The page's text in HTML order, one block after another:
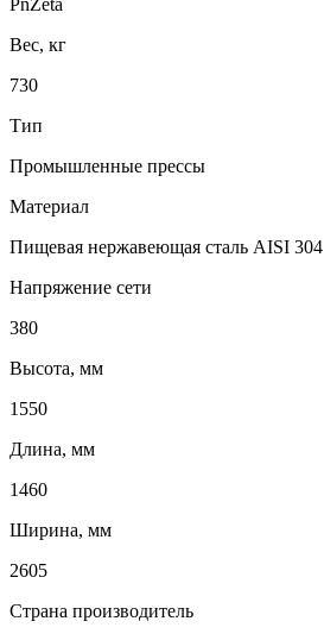
PnZeta
Вес, кг
730
Тип
Промышленные прессы
Материал
Пищевая нержавеющая сталь AISI 304
Напряжение сети
380
Высота, мм
1550
Длина, мм
1460
Ширина, мм
2605
Страна производитель